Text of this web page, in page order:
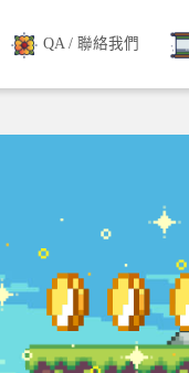
QA / 聯絡我們